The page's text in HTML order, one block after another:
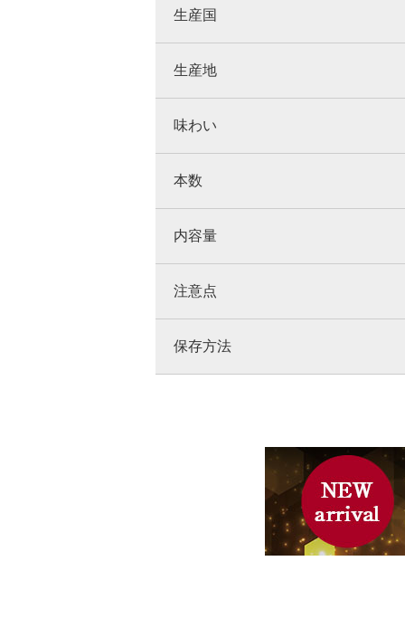
生産国
生産地
味わい
本数
内容量
注意点
保存方法